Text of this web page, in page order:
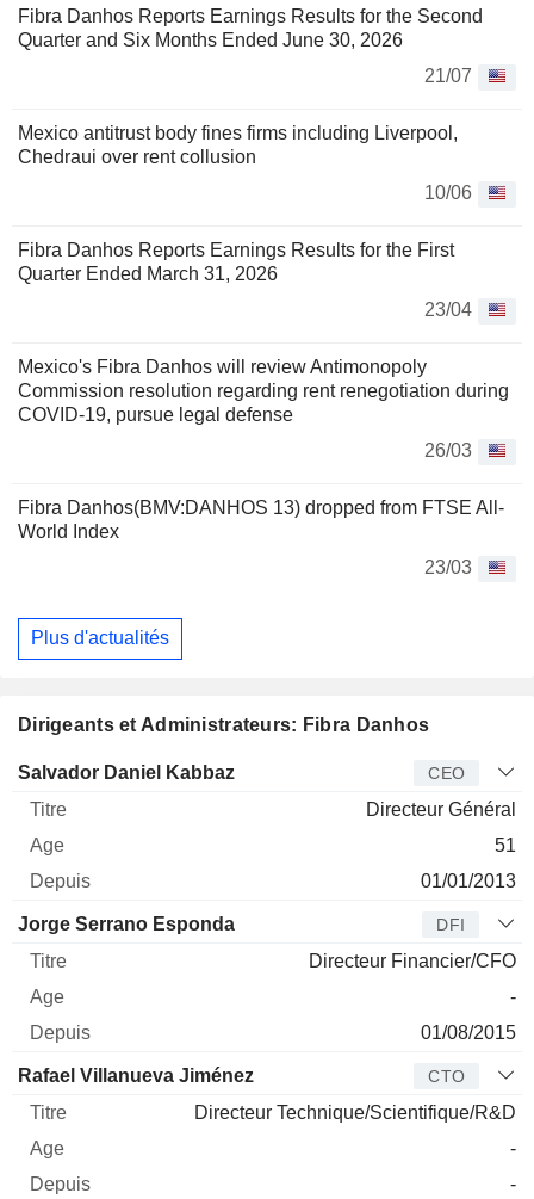
Fibra Danhos Reports Earnings Results for the Second
Quarter and Six Months Ended June 30, 2026
21/07
Mexico antitrust body fines firms including Liverpool,
Chedraui over rent collusion
10/06
Fibra Danhos Reports Earnings Results for the First
Quarter Ended March 31, 2026
23/04
Mexico's Fibra Danhos will review Antimonopoly
Commission resolution regarding rent renegotiation during
COVID-19, pursue legal defense
26/03
Fibra Danhos(BMV:DANHOS 13) dropped from FTSE All-
World Index
23/03
Plus d'actualités
Dirigeants et Administrateurs: Fibra Danhos
Dirigeant Titre Age Depuis
Salvador Daniel Kabbaz CEO
Directeur Général
51
01/01/2013
Jorge Serrano Esponda DFI
Directeur Financier/CFO
-
01/08/2015
Rafael Villanueva Jiménez CTO
Directeur Technique/Scientifique/R&D
-
-